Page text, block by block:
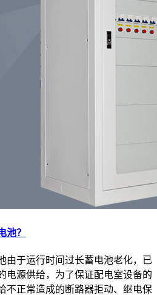
池？
由于运行时间过长蓄电池老化，已
电源供给，为了保证配电室设备的
不正常造成的断路器拒动、继电保